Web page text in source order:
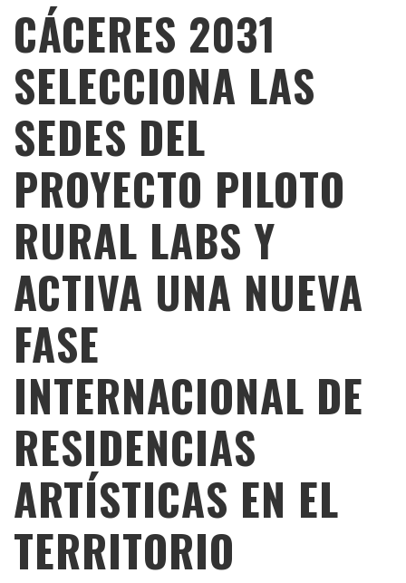
CÁCERES 2031
SELECCIONA LAS
SEDES DEL
PROYECTO PILOTO
RURAL LABS Y
ACTIVA UNA NUEVA
FASE
INTERNACIONAL DE
RESIDENCIAS
ARTÍSTICAS EN EL
TERRITORIO